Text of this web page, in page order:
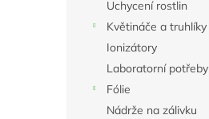
Uchycení rostlin
Květináče a truhlíky
Ionizátory
Laboratorní potřeby
Fólie
Nádrže na zálivku